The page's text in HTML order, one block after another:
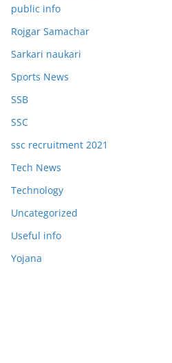
public info
Rojgar Samachar
Sarkari naukari
Sports News
SSB
SSC
ssc recruitment 2021
Tech News
Technology
Uncategorized
Useful info
Yojana